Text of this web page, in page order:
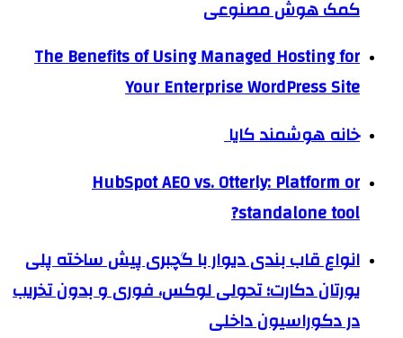
کمک هوش مصنوعی
The Benefits of Using Managed Hosting for
Your Enterprise WordPress Site
خانه هوشمند کایا
HubSpot AEO vs. Otterly: Platform or
standalone tool?
انواع قاب بندی دیوار با گچبری پیش ساخته پلی
یورتان دکارت؛ تحولی لوکس، فوری و بدون تخریب
در دکوراسیون داخلی